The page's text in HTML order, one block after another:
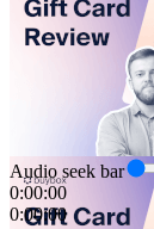
Audio seek bar
0:00:00
0:00:00